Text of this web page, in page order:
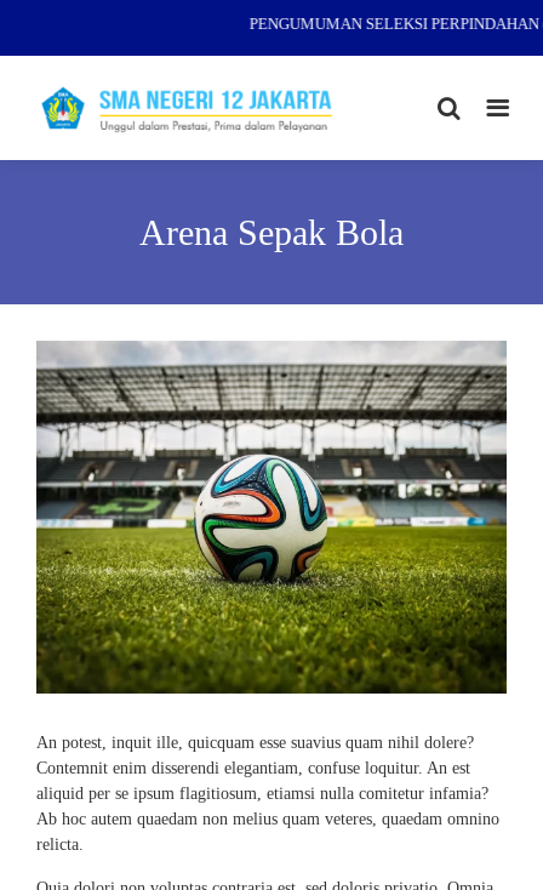
PENGUMUMAN SELEKSI PERPINDAHAN
Arena Sepak Bola
An potest, inquit ille, quicquam esse suavius quam nihil dolere?
Contemnit enim disserendi elegantiam, confuse loquitur. An est
aliquid per se ipsum flagitiosum, etiamsi nulla comitetur infamia?
Ab hoc autem quaedam non melius quam veteres, quaedam omnino
relicta.